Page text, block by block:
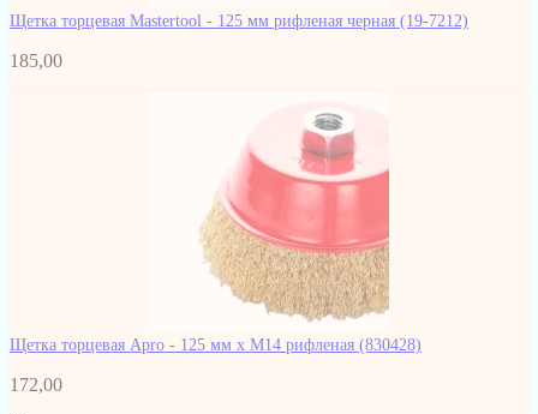
Щетка торцевая Mastertool - 125 мм рифленая черная (19-7212)
185,00
Щетка торцевая Apro - 125 мм x М14 рифленая (830428)
172,00